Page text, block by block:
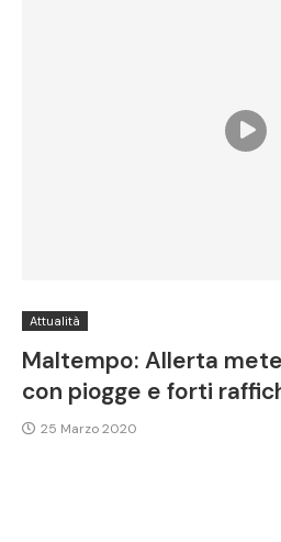
Attualità
Maltempo: Allerta
con piogge e forti
25 Marzo 2020